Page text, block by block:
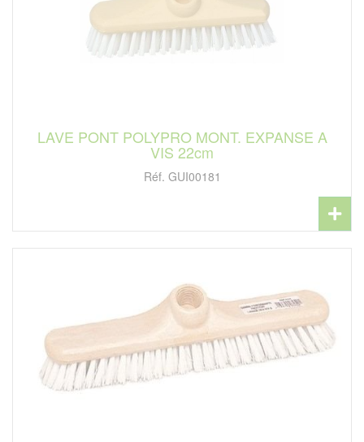
LAVE PONT POLYPRO MONT. EXPANSE A
VIS 22cm
Réf. GUI00181